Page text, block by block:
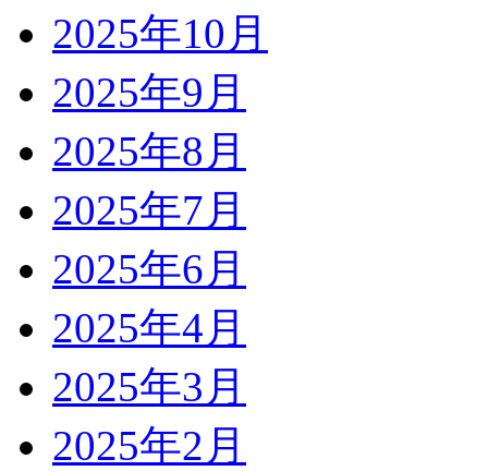
2025年10月
2025年9月
2025年8月
2025年7月
2025年6月
2025年4月
2025年3月
2025年2月